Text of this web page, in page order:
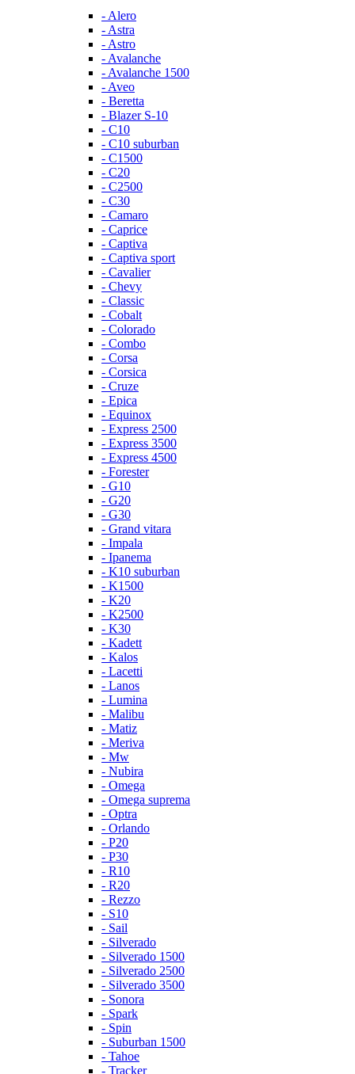
- Alero
- Astra
- Astro
- Avalanche
- Avalanche 1500
- Aveo
- Beretta
- Blazer S-10
- C10
- C10 suburban
- C1500
- C20
- C2500
- C30
- Camaro
- Caprice
- Captiva
- Captiva sport
- Cavalier
- Chevy
- Classic
- Cobalt
- Colorado
- Combo
- Corsa
- Corsica
- Cruze
- Epica
- Equinox
- Express 2500
- Express 3500
- Express 4500
- Forester
- G10
- G20
- G30
- Grand vitara
- Impala
- Ipanema
- K10 suburban
- K1500
- K20
- K2500
- K30
- Kadett
- Kalos
- Lacetti
- Lanos
- Lumina
- Malibu
- Matiz
- Meriva
- Mw
- Nubira
- Omega
- Omega suprema
- Optra
- Orlando
- P20
- P30
- R10
- R20
- Rezzo
- S10
- Sail
- Silverado
- Silverado 1500
- Silverado 2500
- Silverado 3500
- Sonora
- Spark
- Spin
- Suburban 1500
- Tahoe
- Tracker